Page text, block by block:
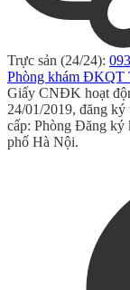
Trực sản (24/24):
Phòng khám ĐKQT
Giấy CNĐK hoạt
24/01/2019, đăng
cấp: Phòng Đăng ký
phố Hà Nội.